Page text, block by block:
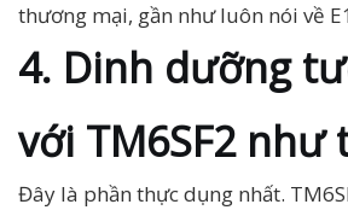
thương mại, gần như luôn nói về
4. Dinh dưỡng
với TM6SF2 như
Đây là phần thực dụng nhất.